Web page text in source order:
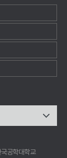
공학대학교